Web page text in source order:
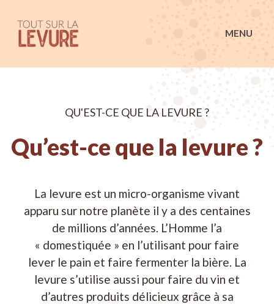
MENU
QU'EST-CE QUE LA LEVURE ?
Qu’est-ce que la levure ?
La levure est un micro-organisme vivant
apparu sur notre planète il y a des centaines
de millions d’années. L’Homme l’a
« domestiquée » en l’utilisant pour faire
lever le pain et faire fermenter la bière. La
levure s’utilise aussi pour faire du vin et
d’autres produits délicieux grâce à sa